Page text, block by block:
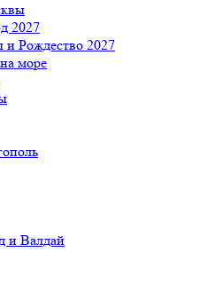
2027
Рождество 2027
море
и Валдай